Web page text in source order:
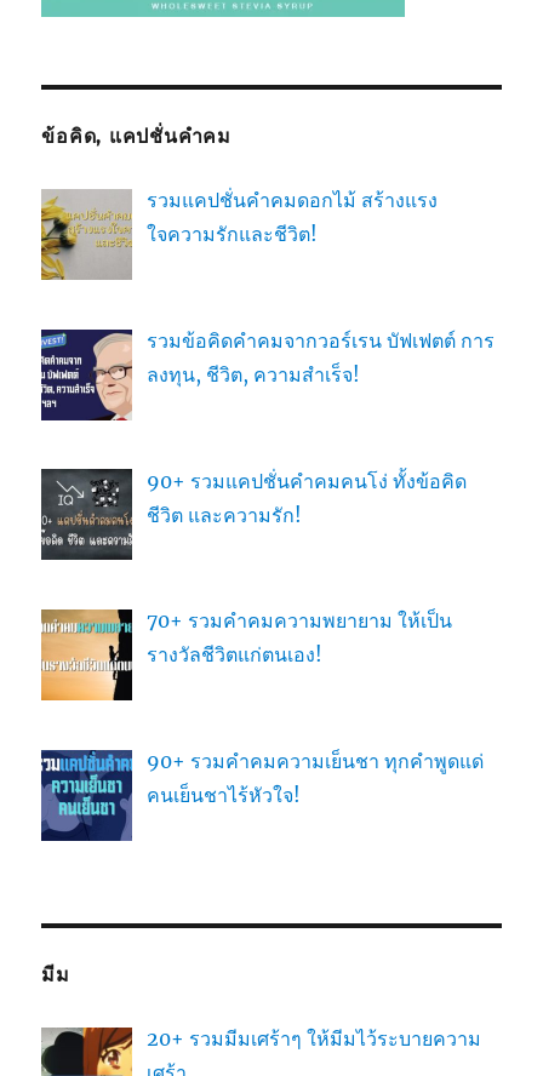
ข้อคิด, แคปชั่นคำคม
รวมแคปชั่นคำคมดอกไม้ สร้างแรง
ใจความรักและชีวิต!
รวมข้อคิดคำคมจากวอร์เรน บัฟเฟตต์ การ
ลงทุน, ชีวิต, ความสำเร็จ!
90+ รวมแคปชั่นคำคมคนโง่ ทั้งข้อคิด
ชีวิต และความรัก!
70+ รวมคำคมความพยายาม ให้เป็น
รางวัลชีวิตแก่ตนเอง!
90+ รวมคำคมความเย็นชา ทุกคำพูดแด่
คนเย็นชาไร้หัวใจ!
มีม
20+ รวมมีมเศร้าๆ ให้มีมไว้ระบายความ